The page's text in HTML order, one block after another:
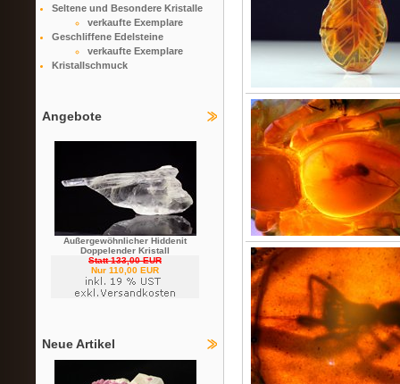
Seltene und Besondere Kristalle
verkaufte Exemplare
Geschliffene Edelsteine
verkaufte Exemplare
Kristallschmuck
Angebote
Außergewöhnlicher Hiddenit
Doppelender Kristall
Statt 133,00 EUR
Nur 110,00 EUR
Neue Artikel